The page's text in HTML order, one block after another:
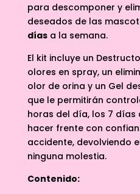
para descomponer y
deseados de las
díasa la semana.
El kit incluye un
olores en spray, un
olor de orina y un Gel
que le permitirán
horas del día, los 7 días
hacer frente con
accidente, devolviendo
ninguna molestia.
Contenido: